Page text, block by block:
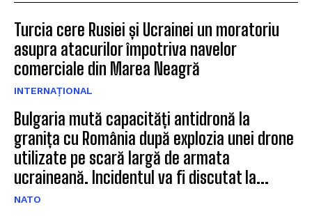
Turcia cere Rusiei și Ucrainei un moratoriu
asupra atacurilor împotriva navelor
comerciale din Marea Neagră
INTERNAȚIONAL
Bulgaria mută capacități antidronă la
granița cu România după explozia unei drone
utilizate pe scară largă de armata
ucraineană. Incidentul va fi discutat la...
NATO